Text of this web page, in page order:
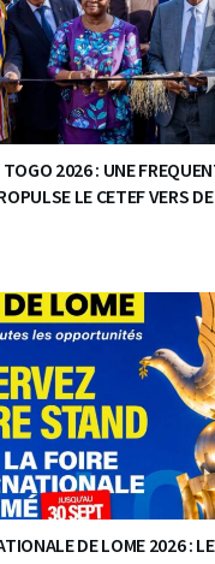
TOGO 2026 : UNE
LE CETEF VERS
DE LOME 2026 :